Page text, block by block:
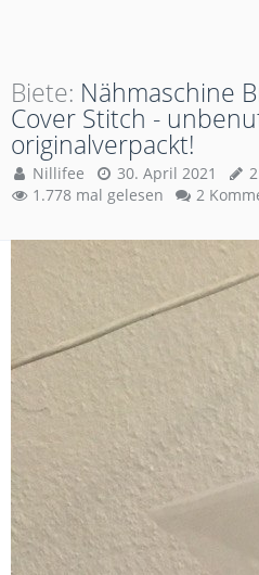
Biete Nähmaschine
Cover Stitch -
originalverpackt!
Nillifee 30. April 2021
1.778 mal gelesen
2